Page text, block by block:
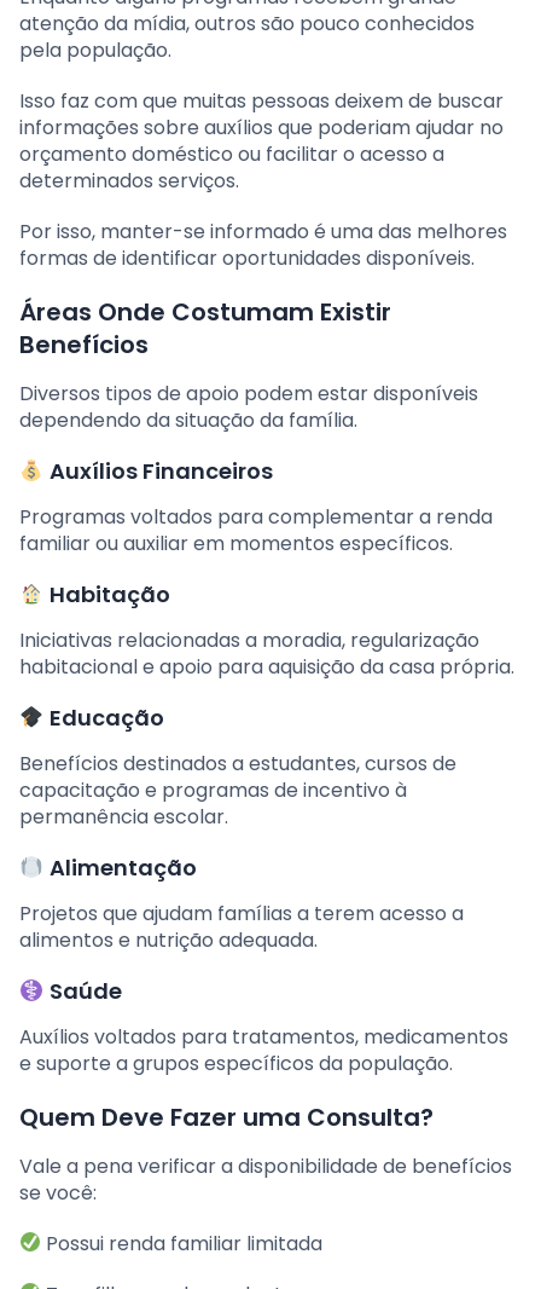
atenção da mídia, outros são pouco conhecidos
pela população.
Isso faz com que muitas pessoas deixem de buscar
informações sobre auxílios que poderiam ajudar no
orçamento doméstico ou facilitar o acesso a
determinados serviços.
Por isso, manter-se informado é uma das melhores
formas de identificar oportunidades disponíveis.
Áreas Onde Costumam Existir
Benefícios
Diversos tipos de apoio podem estar disponíveis
dependendo da situação da família.
Auxílios Financeiros
Programas voltados para complementar a renda
familiar ou auxiliar em momentos específicos.
Habitação
Iniciativas relacionadas a moradia, regularização
habitacional e apoio para aquisição da casa própria.
Educação
Benefícios destinados a estudantes, cursos de
capacitação e programas de incentivo à
permanência escolar.
Alimentação
Projetos que ajudam famílias a terem acesso a
alimentos e nutrição adequada.
Saúde
Auxílios voltados para tratamentos, medicamentos
e suporte a grupos específicos da população.
Quem Deve Fazer uma Consulta?
Vale a pena verificar a disponibilidade de benefícios
se você:
Possui renda familiar limitada